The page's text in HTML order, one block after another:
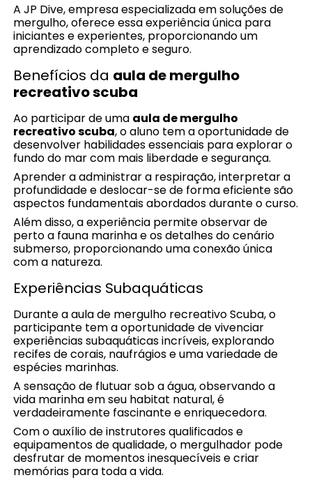
A JP Dive, empresa especializada em soluções de
mergulho, oferece essa experiência única para
iniciantes e experientes, proporcionando um
aprendizado completo e seguro.
Benefícios da aula de mergulho
recreativo scuba
Ao participar de uma aula de mergulho
recreativo scuba, o aluno tem a oportunidade de
desenvolver habilidades essenciais para explorar o
fundo do mar com mais liberdade e segurança.
Aprender a administrar a respiração, interpretar a
profundidade e deslocar-se de forma eficiente são
aspectos fundamentais abordados durante o curso.
Além disso, a experiência permite observar de
perto a fauna marinha e os detalhes do cenário
submerso, proporcionando uma conexão única
com a natureza.
Experiências Subaquáticas
Durante a aula de mergulho recreativo Scuba, o
participante tem a oportunidade de vivenciar
experiências subaquáticas incríveis, explorando
recifes de corais, naufrágios e uma variedade de
espécies marinhas.
A sensação de flutuar sob a água, observando a
vida marinha em seu habitat natural, é
verdadeiramente fascinante e enriquecedora.
Com o auxílio de instrutores qualificados e
equipamentos de qualidade, o mergulhador pode
desfrutar de momentos inesquecíveis e criar
memórias para toda a vida.